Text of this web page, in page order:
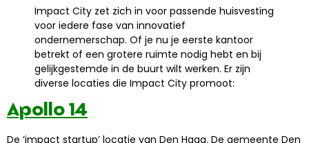
Impact City zet zich in voor passende huisvesting
voor iedere fase van innovatief
ondernemerschap. Of je nu je eerste kantoor
betrekt of een grotere ruimte nodig hebt en bij
gelijkgestemde in de buurt wilt werken. Er zijn
diverse locaties die Impact City promoot:
Apollo 14
De ‘impact startup’ locatie van Den Haag. De gemeente Den